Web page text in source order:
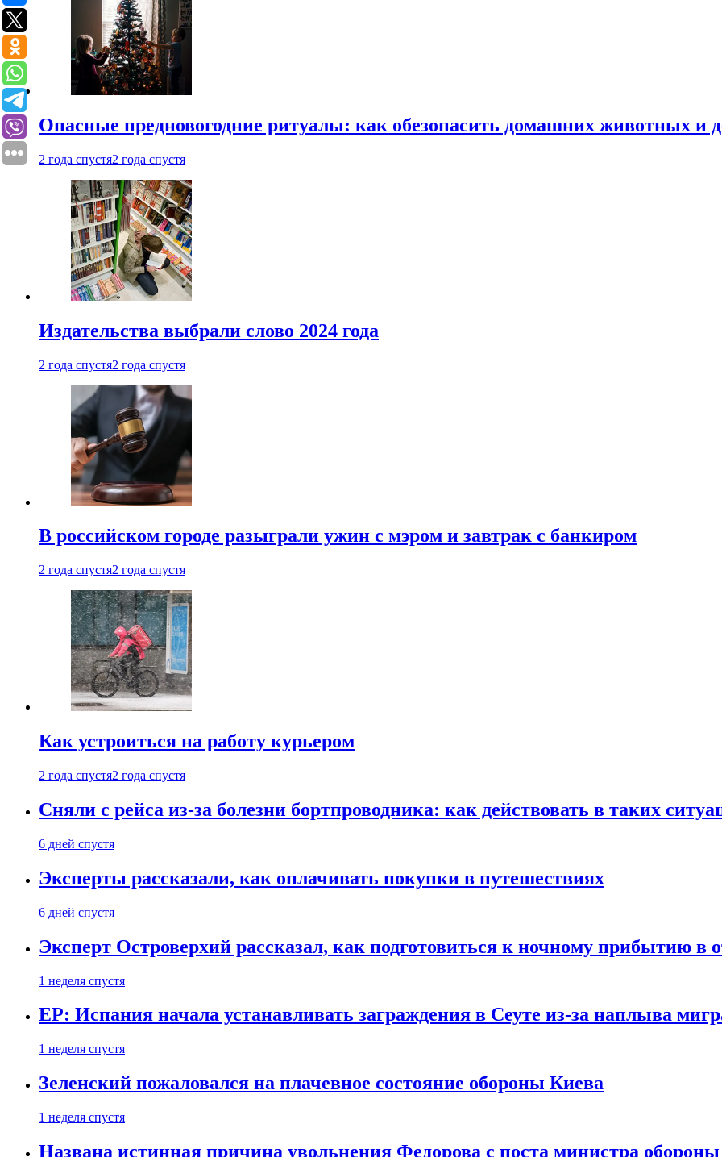
Опасные предновогодние ритуалы: как обезопасить домашних животных и
2 года спустя2 года спустя
Издательства выбрали слово 2024 года
2 года спустя2 года спустя
В российском городе разыграли ужин с мэром и завтрак с банкиром
2 года спустя2 года спустя
Как устроиться на работу курьером
2 года спустя2 года спустя
Сняли с рейса из-за болезни бортпроводника: как действовать в таких
6 дней спустя
Эксперты рассказали, как оплачивать покупки в путешествиях
6 дней спустя
Эксперт Островерхий рассказал, как подготовиться к ночному прибытию в
1 неделя спустя
EP: Испания начала устанавливать заграждения в Сеуте из-за наплыва
1 неделя спустя
Зеленский пожаловался на плачевное состояние обороны Киева
1 неделя спустя
Названа истинная причина увольнения Федорова с поста министра